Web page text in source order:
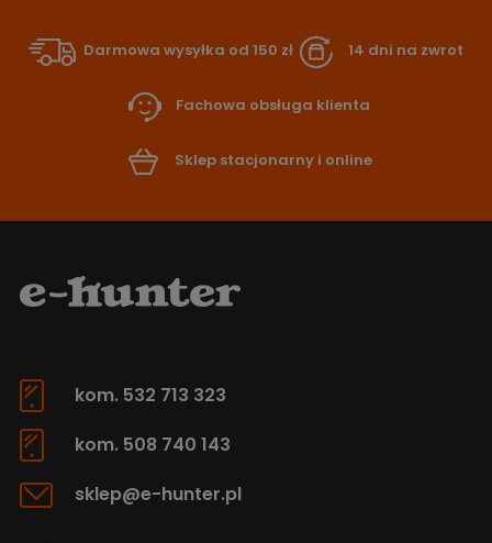
Darmowa wysyłka od 150 zł 14 dni na zwrot
Fachowa obsługa klienta
Sklep stacjonarny i online
kom. 532 713 323
kom. 508 740 143
sklep@e-hunter.pl